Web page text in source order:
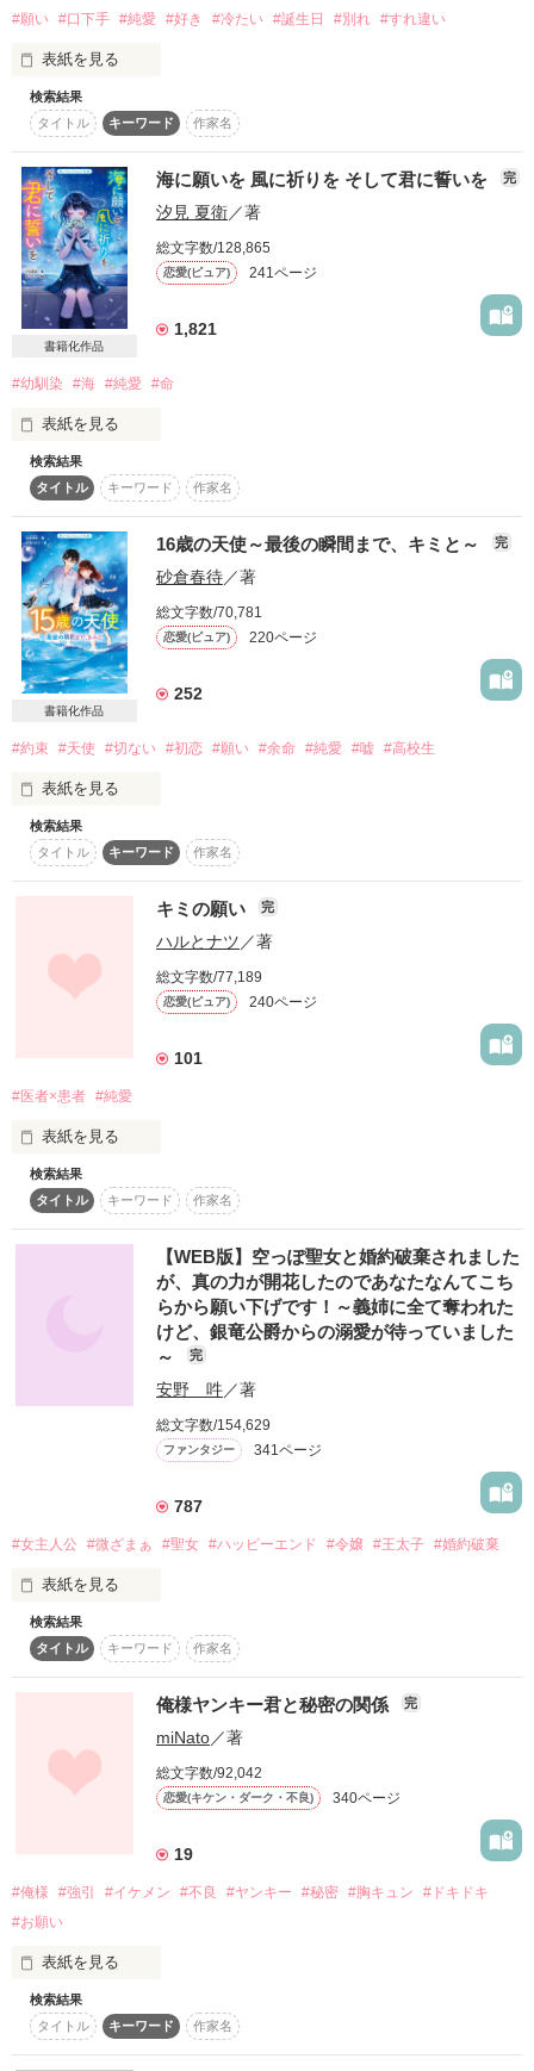
×××
「違わない。
先生の前に俺の幼なじみだろ？」
完璧イケメンな高校3年生
中谷 智也(17)
彼と私は幼なじみ。
その上教師と生徒の関係。
ダメだってわかってるのに、この感情は何？
「なあ、早く俺に堕ちろよ」
＊【俺に落ちろよ】のリメイク版です。
＊甘々増加、書き方も大幅に変更しています。
作品を読む
夜月　零央（よづき　れお）
PV数6000000突破です！
読者数1000人超です！！
皆さん、ありがとうございます。
レビュー、感想、待ってます。
皆様、素敵な感想ありがとうございます。
最高ランキング→総合ランキング60位
嬉しすぎて読者の皆様には感謝の一言しかありません。
本当にありがとうございます！
サイドストーリー完結しました。
作品を読む
#願い #口下手 #純愛 #好き #冷たい #誕生日 #別れ #すれ違い
表紙を見る
一つだけ願いが叶うなら、貴方は何を願いますか？
私の願いはーー
＂貴方に好きって言われたい＂
検索結果
タイトル
キーワード 作家名
書籍化作品
海に願いを 風に祈りを そして君に誓いを 完
汐見 夏衛／著
総文字数/128,865
恋愛(ピュア) 241ページ
1,821
#幼馴染 #海 #純愛 #命
表紙を見る
無邪気な君は
いつだって神様を信じてたけど
私は神様なんかいないって思ってた
だって運命はこんなにも残酷で
人生は悲しくてつらいことばかり
でも――
もしも本当に神様がいるのなら
もうこれ以上
彼に悲しい思いをさせないで
あなたを信じ続けた彼を
どうか幸せにしてあげて
全部あげたってかまわない
だから、どうか、どうか――
作品を読む
検索結果
タイトル
キーワード 作家名
書籍化作品
16歳の天使～最後の瞬間まで、キミと～ 完
砂倉春待／著
総文字数/70,781
恋愛(ピュア) 220ページ
252
#約束 #天使 #切ない #初恋 #願い #余命 #純愛 #嘘 #高校生
表紙を見る
好きになってくれなくていい。
ただ、笑い合えるだけでよかったの。
私からの最初で最後の我が儘です。
どうか、最後の瞬間まで傍にいさせてください――。
*-------------------*
そんな私の願いは、脆く儚く消えていく。
私の初恋を、殺さないで。
\ レビューありがとうございます /
tomo4様
天音 紗世様
琴宙様
祥加~hiroka~様
FMラジオ様
運命の泣き恋特集掲載
\ 2018年2月 /
ブルーレーベルより発売されました。
ありがとうございました。
検索結果
タイトル
キーワード 作家名
キミの願い 完
ハルとナツ／著
総文字数/77,189
恋愛(ピュア) 240ページ
101
#医者×患者 #純愛
表紙を見る
キミの願いは何？
僕の願いはキミの願いが叶うこと
『キミのとなり』
『キミと歩けば』
作品を読む
検索結果
タイトル
キーワード 作家名
【WEB版】空っぽ聖女と婚約破棄されました
が、真の力が開花したのであなたなんてこち
らから願い下げです！～義姉に全て奪われた
けど、銀竜公爵からの溺愛が待っていました
～
完
安野 吽／著
総文字数/154,629
ファンタジー 341ページ
787
#女主人公 #微ざまぁ #聖女 #ハッピーエンド #令嬢 #王太子 #婚約破棄
表紙を見る
【2023/1/5、スターツ出版ベリーズファンタジー様より発売さ
れました書籍の、改稿前のWEB版となっています】
フィースバーク侯爵家の三女として生まれたリュミエールは、
ある日、悲しい夢を見て目覚める――。聖女の血筋であるにも
かかわらず、何の能力も持たず『空っぽ聖女』、『亡霊令嬢』
などと周りの貴族、両親や姉達にさえ揶揄、冷遇されていた彼
女。しかし、その容姿だけは誰よりも血筋を受け継いだ為、王
太子の婚約者として選ばれることとなった。その日は王太子の
誕生日で、生誕祭の会場に赴いた彼女だったが、なんとその場
でいきなり婚約破棄を叩きつけられ、腹違いの姉のサンドラが
嘆にくれ気を失う彼女を救ったのは冷血と名高い銀竜公爵と呼
ばれている男性で……その後、日を置かずに彼から婚約の申し
ように家から追い出されるのだった……。
絶望にくれながら訪れた嫁ぎ先の公爵家だったが、そこで出会
ったのは彼女に好意的な人々ばかりで……日々彼女は塞いでい
た思いを解きほぐされ、楽しい日々を過ごしながら、やがてぶ
っきらぼうだが素直で努力家の銀竜公爵との距離も近づいてゆ
検索結果
タイトル
キーワード 作家名
俺様ヤンキー君と秘密の関係 完
miNato／著
総文字数/92,042
恋愛(キケン・ダーク・不良) 340ページ
19
#俺様 #強引 #イケメン #不良 #ヤンキー #秘密 #胸キュン
#ドキドキ
#お願い
表紙を見る
ワケありで
検索結果
タイトル
キーワード 作家名